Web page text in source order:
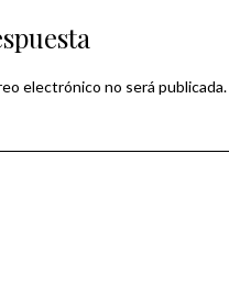
electrónico no será publicada.